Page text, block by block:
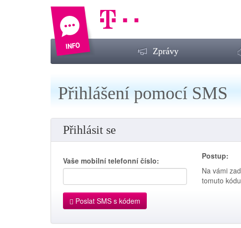
Zprávy
Přihlášení pomocí SMS
Přihlásit se
Vaše mobilní telefonní číslo:
Poslat SMS s kódem
Postup:
Na vámi
tomuto